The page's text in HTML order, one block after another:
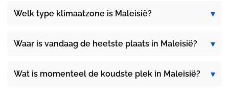
Welk type klimaatzone is Maleisië?
Waar is vandaag de heetste plaats in Maleisië?
Wat is momenteel de koudste plek in Maleisië?